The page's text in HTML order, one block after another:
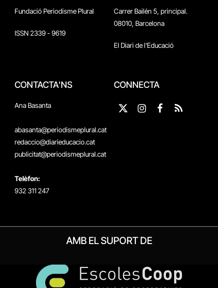
Fundació Periodisme Plural
ISSN 2339 - 9619
Carrer Bailén 5, principal.
08010, Barcelona
El Diari de l'Educació
CONTACTA'NS
Ana Basanta
abasanta@periodismeplural.cat
redaccio@diarieducacio.cat
publicitat@periodismeplural.cat
Telèfon:
932 311 247
CONNECTA
X
Instagram
Facebook
RSS
AMB EL SUPORT DE